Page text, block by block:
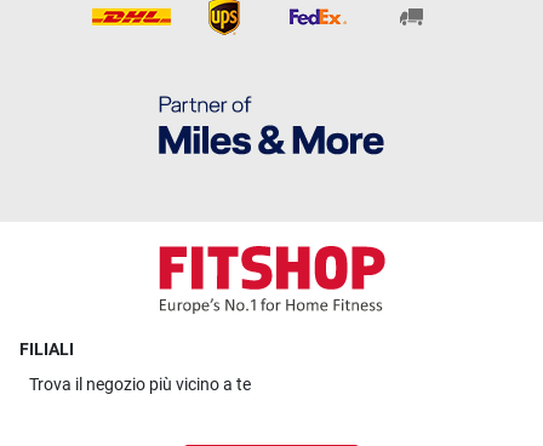
FILIALI
Trova il negozio più vicino a te